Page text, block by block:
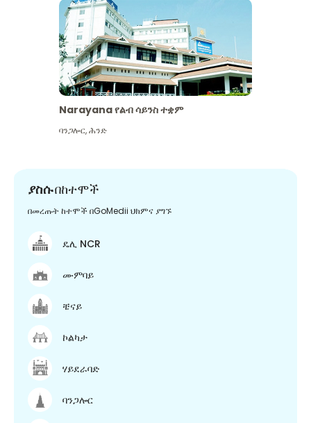
Narayana የልብ ሳይንስ ተቋም
ባንጋሎር,ሕንድ
ያስሱበከተሞች
በመረጡት ከተሞች በGoMedii ህክምና ያግኙ
ዴሊ NCR
ሙምባይ
ቼናይ
ኮልካታ
ሃይደራባድ
ባንጋሎር